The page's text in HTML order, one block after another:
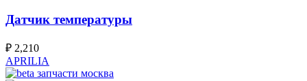
Датчик температуры
₽ 2,210
APRILIA